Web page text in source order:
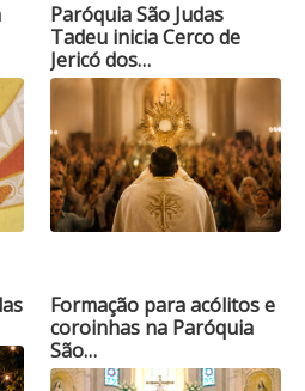
Paróquia São Judas
Tadeu inicia Cerco de
Jericó dos…
Formação para acólitos e
coroinhas na Paróquia
São…